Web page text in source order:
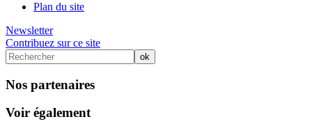
Plan du site
Newsletter
Contribuez sur ce site
Nos partenaires
Voir également